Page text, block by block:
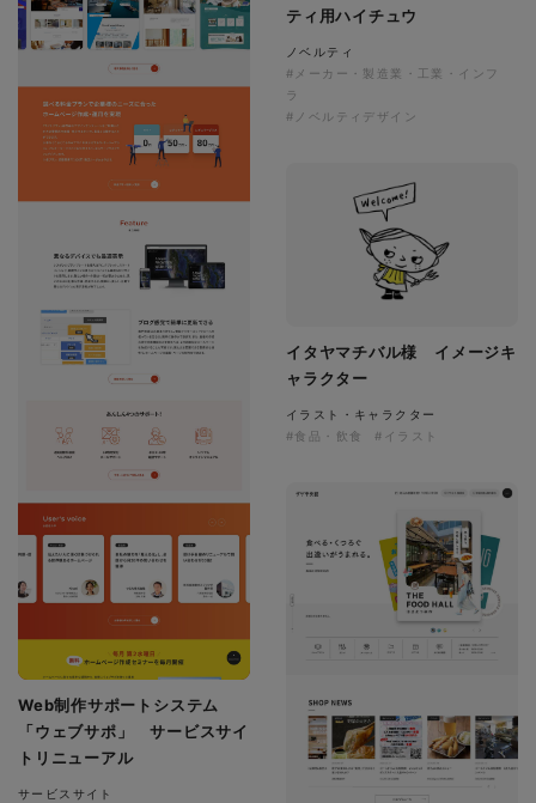
Web制作サポートシステム
「ウェブサポ」 サービスサイ
トリニューアル
サービスサイト
ティ用ハイチュウ
ノベルティ
#メーカー・製造業・工業・インフ
ラ
#ノベルティデザイン
イタヤマチバル様 イメージキ
ャラクター
イラスト・キャラクター
#食品・飲食
#イラスト